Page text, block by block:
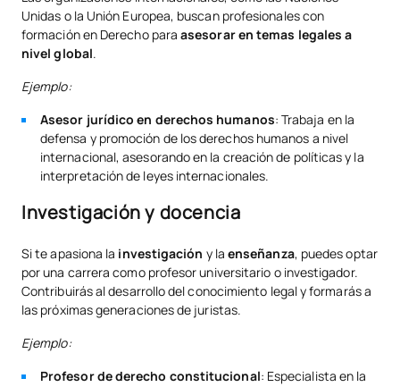
Unidas o la Unión Europea, buscan profesionales con
formación en Derecho paraasesorar en temas legales a
nivel global.
Ejemplo:
Asesor jurídico en derechos humanos: Trabaja en la
defensa y promoción de los derechos humanos a nivel
internacional, asesorando en la creación de políticas y la
interpretación de leyes internacionales.
Investigación y docencia
Si te apasiona la investigación y la enseñanza, puedes optar
por una carrera como profesor universitario o investigador.
Contribuirás al desarrollo del conocimiento legal y formarás a
las próximas generaciones de juristas.
Ejemplo:
Profesor de derecho constitucional: Especialista en la